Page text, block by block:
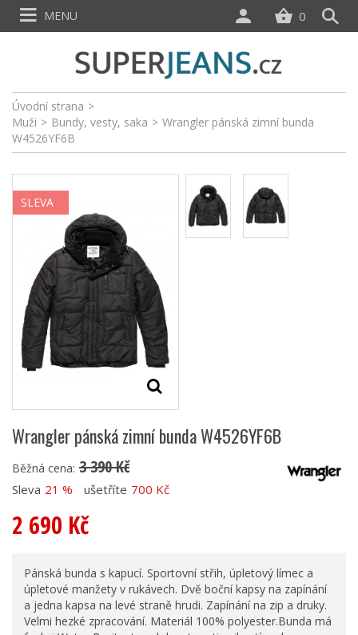
Úvodní strana >
Muži > Bundy, vesty, saka > Wrangler pánská zimní bunda
W4526YF6B
SLEVA
Wrangler pánská zimní bunda W4526YF6B
Běžná cena: 3 390 Kč
Sleva 21 % ušetříte 700 Kč
2 690 Kč
Pánská bunda s kapucí. Sportovní střih, úpletový límec a
úpletové manžety v rukávech. Dvě boční kapsy na zapínání
a jedna kapsa na levé straně hrudi. Zapínání na zip a druky.
Velmi hezké zpracování. Materiál 100% polyester.Bunda má
0
MENU